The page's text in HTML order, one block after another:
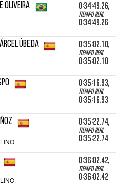
OLIVEIRA 0:34:49.26,
Tiempo real
0:34:49.26
ÚBEDA 0:35:02.10,
Tiempo real
0:35:02.10
0:35:16.93,
Tiempo real
0:35:16.93
0:35:22.74,
Tiempo real
0:35:22.74
0:36:02.42,
Tiempo real
0:36:02.42